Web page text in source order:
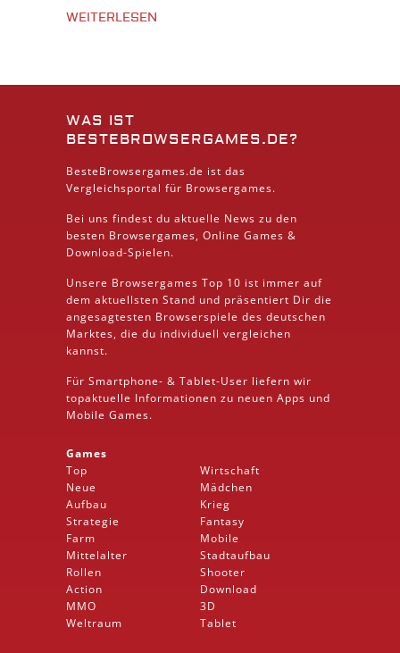
WEITERLESEN
WAS IST
BESTEBROWSERGAMES.DE?
BesteBrowsergames.de ist das
Vergleichsportal für Browsergames.
Bei uns findest du aktuelle News zu den
besten Browsergames, Online Games &
Download-Spielen.
Unsere Browsergames Top 10 ist immer auf
dem aktuellsten Stand und präsentiert Dir die
angesagtesten Browserspiele des deutschen
Marktes, die du individuell vergleichen
kannst.
Für Smartphone- & Tablet-User liefern wir
topaktuelle Informationen zu neuen Apps und
Mobile Games.
Games
Top
Neue
Aufbau
Strategie
Farm
Mittelalter
Rollen
Action
MMO
Weltraum
Wirtschaft
Mädchen
Krieg
Fantasy
Mobile
Stadtaufbau
Shooter
Download
3D
Tablet